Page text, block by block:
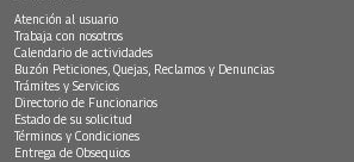
Atención al usuario
Trabaja con nosotros
Calendario de actividades
Buzón Peticiones, Quejas, Reclamos y Denuncias
Trámites y Servicios
Directorio de Funcionarios
Estado de su solicitud
Términos y Condiciones
Entrega de Obsequios